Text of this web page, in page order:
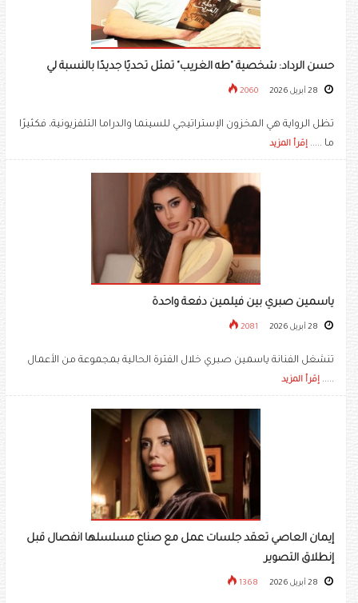
حسن الرداد: شخصية "طه الغريب" تمثل تحديًا جديدًا بالنسبة لي
2060
تظل الرواية هي المخزون الإستراتيجي للسينما والدراما التلفزيونية، فكثيرًا
ما ..... إقرأ المزيد
ياسمين صبري بين فيلمين دفعة واحدة
2081
تنشغل الفنانة ياسمين صبري خلال الفترة الحالية بمجموعة من الأعمال
..... إقرأ المزيد
إيمان العاصي تعقد جلسات عمل مع صناع مسلسلها انفصال قبل
إنطلاق التصوير
1368